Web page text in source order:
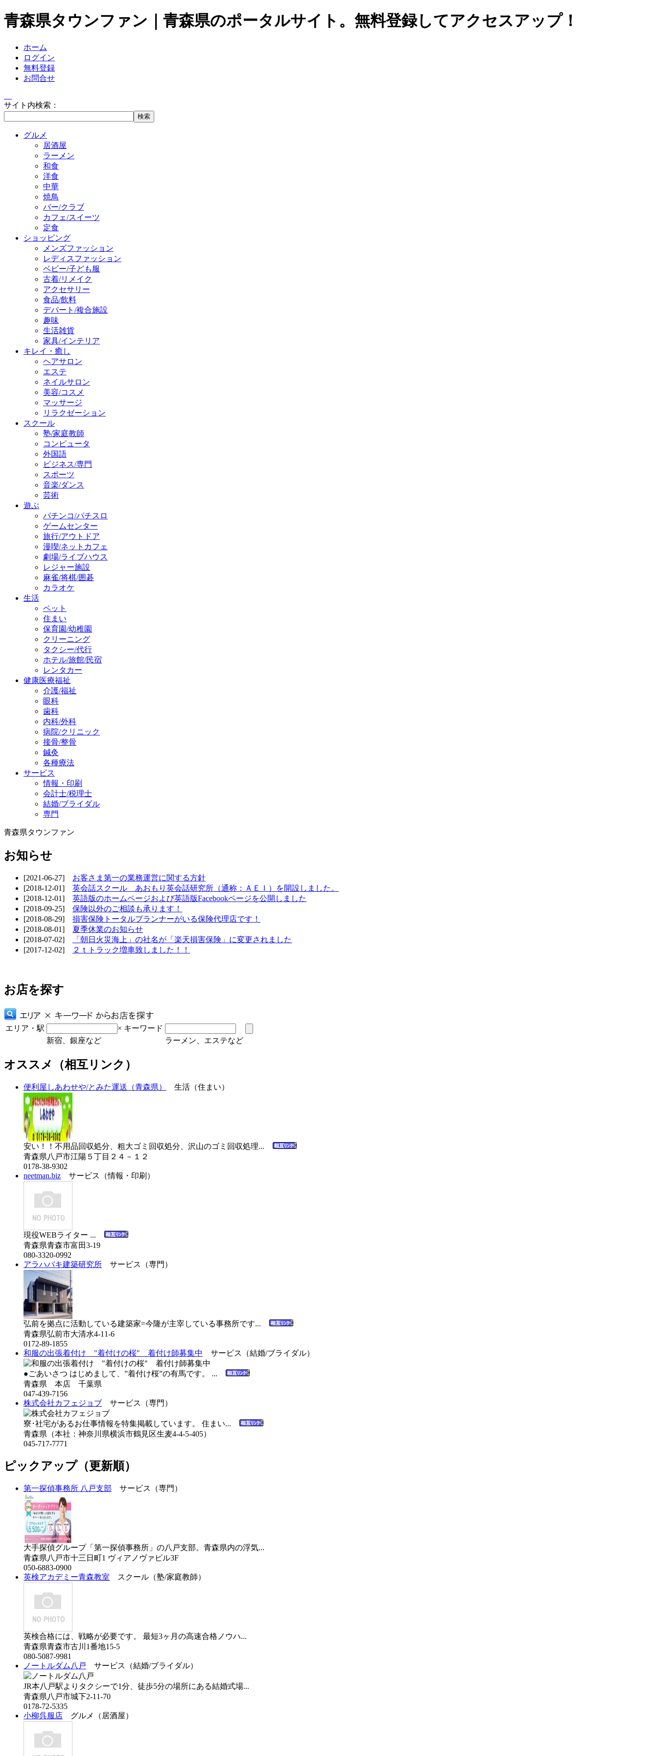
青森県タウンファン｜青森県のポータルサイト。無料登録してアクセスアップ！
ホーム
ログイン
無料登録
お問合せ
サイト内検索：
グルメ
居酒屋
ラーメン
和食
洋食
中華
焼鳥
バー/クラブ
カフェ/スイーツ
定食
ショッピング
メンズファッション
レディスファッション
ベビー/子ども服
古着/リメイク
アクセサリー
食品/飲料
デパート/複合施設
趣味
生活雑貨
家具/インテリア
キレイ・癒し
ヘアサロン
エステ
ネイルサロン
美容/コスメ
マッサージ
リラクゼーション
スクール
塾/家庭教師
コンピュータ
外国語
ビジネス/専門
スポーツ
音楽/ダンス
芸術
遊ぶ
パチンコ/パチスロ
ゲームセンター
旅行/アウトドア
漫喫/ネットカフェ
劇場/ライブハウス
レジャー施設
麻雀/将棋/囲碁
カラオケ
生活
ペット
住まい
保育園/幼稚園
クリーニング
タクシー/代行
ホテル/旅館/民宿
レンタカー
健康医療福祉
介護/福祉
眼科
歯科
内科/外科
病院/クリニック
接骨/整骨
鍼灸
各種療法
サービス
情報・印刷
会計士/税理士
結婚/ブライダル
専門
青森県タウンファン
お知らせ
[2021-06-27] お客さま第一の業務運営に関する方針
[2018-12-01] 英会話スクール あおもり英会話研究所（通称：ＡＥＩ）を開設しました。
[2018-12-01] 英語版のホームページおよび英語版Facebookページを公開しました
[2018-09-25] 保険以外のご相談も承ります！
[2018-08-29] 損害保険トータルプランナーがいる保険代理店です！
[2018-08-01] 夏季休業のお知らせ
[2018-07-02]
「朝日火災海上」の社名が「楽天損害保険」に変更されました
[2017-12-02]
２ｔトラック増車致しました！！
お店を探す
エリア・駅 × キーワード
新宿、銀座など
ラーメン、エステなど
オススメ（相互リンク）
便利屋しあわせや/とみた運送（青森県） 生活（住まい）
安い！！不用品回収処分、粗大ゴミ回収処分、沢山のゴミ回収処理...
青森県八戸市江陽５丁目２４－１２
0178-38-9302
neetman.biz サービス（情報・印刷）
現役WEBライター ...
青森県青森市富田3-19
080-3320-0992
アラハバキ建築研究所 サービス（専門）
弘前を拠点に活動している建築家=今隆が主宰している事務所です...
青森県弘前市大清水4-11-6
0172-89-1855
和服の出張着付け "着付けの桜" 着付け師募集中
サービス（結婚/ブライダル）
●ごあいさつ はじめまして、”着付け桜”の有馬です。 ...
青森県 本店 千葉県
047-439-7156
株式会社カフェジョブ サービス（専門）
寮･社宅があるお仕事情報を特集掲載しています。 住まい...
青森県（本社：神奈川県横浜市鶴見区生麦4-4-5-405）
045-717-7771
ピックアップ（更新順）
第一探偵事務所 八戸支部 サービス（専門）
大手探偵グループ「第一探偵事務所」の八戸支部。青森県内の浮気...
青森県八戸市十三日町1 ヴィアノヴァビル3F
050-6883-0900
英検アカデミー青森教室 スクール（塾/家庭教師）
英検合格には、戦略が必要です。 最短3ヶ月の高速合格ノウハ...
青森県青森市古川1番地15-5
080-5087-9981
ノートルダム八戸 サービス（結婚/ブライダル）
JR本八戸駅よりタクシーで1分、徒歩5分の場所にある結婚式場...
青森県八戸市城下2-11-70
0178-72-5335
小柳呉服店 グルメ（居酒屋）